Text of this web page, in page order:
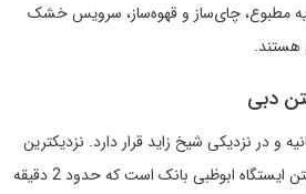
اینچ، تهویه مطبوع، چای‌ساز و قهوه‌ساز، سرویس خشک
دبی
و در نزدیکی شیخ زاید قرار دارد. نزدیکترین
ایستگاه مترو به هتل متروپولیتن ایستگاه ابوظبی بانک است که حدود 2 دقیقه